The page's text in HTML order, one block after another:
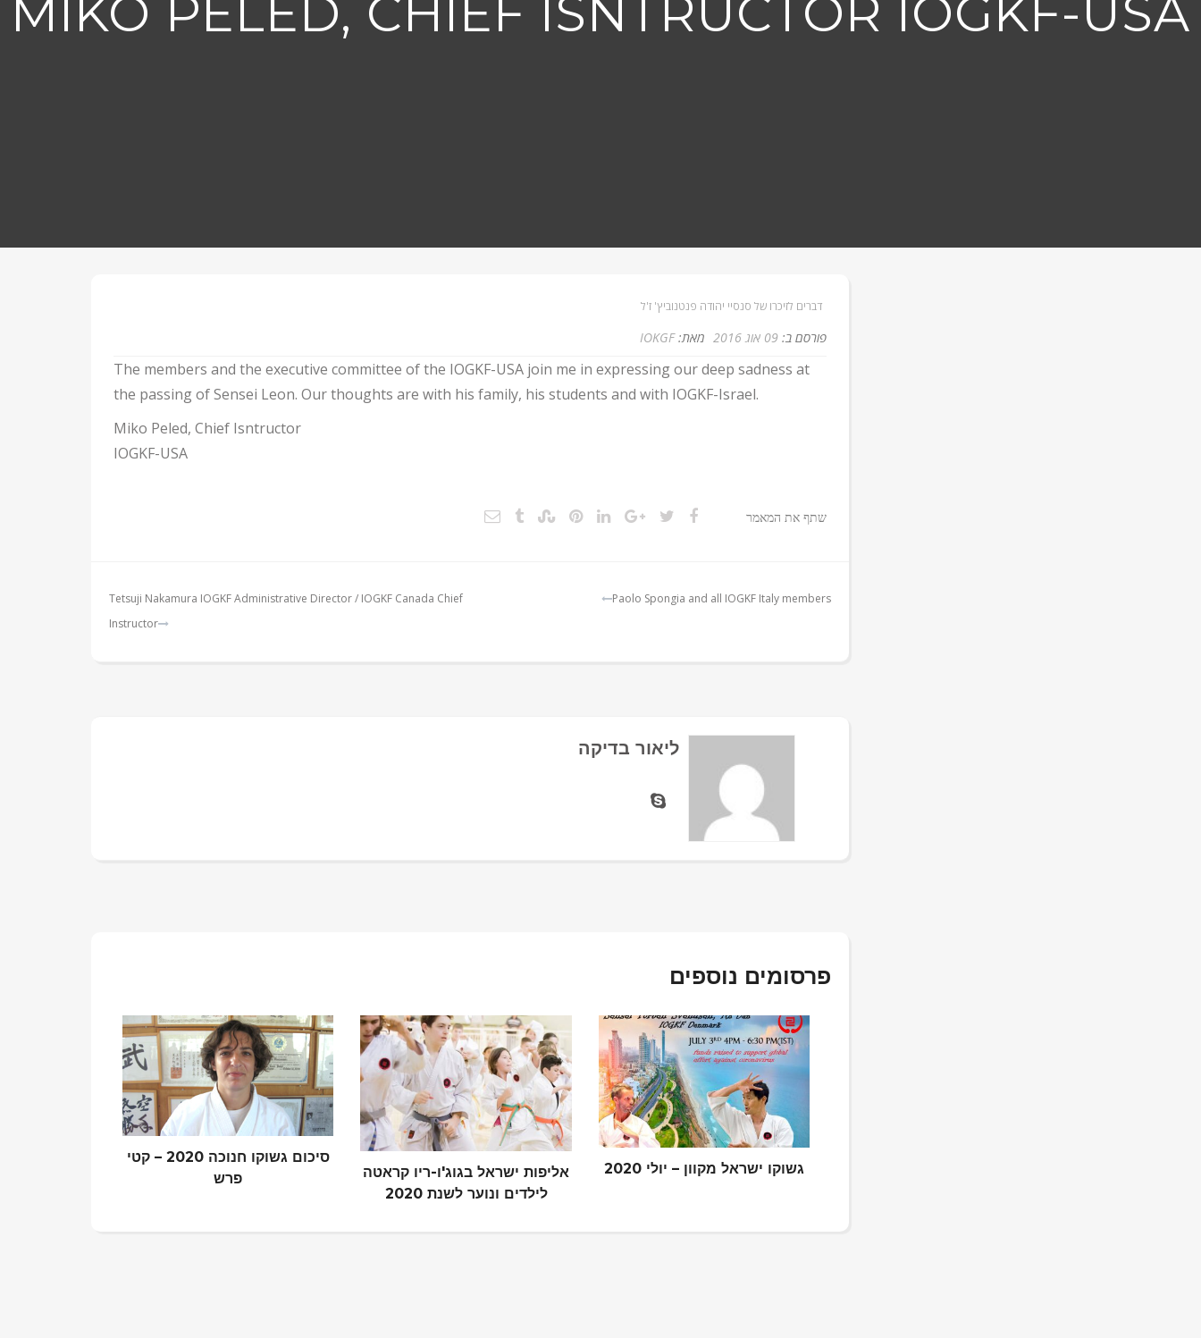
MIKO PELED, CHIEF ISNTRUCTOR IOGKF-USA
דברים לזיכרו של סנסיי יהודה פנטנוביץ' ז'ל
פורסם ב: 09 אוג 2016 מאת:IOKGF
The members and the executive committee of the IOGKF-USA join me in expressing our deep sadness at
the passing of Sensei Leon. Our thoughts are with his family, his students and with IOGKF-Israel.
Miko Peled, Chief Isntructor
IOGKF-USA
שתף את המאמר
ניווט
Paolo Spongia and all IOGKF Italy members
Tetsuji Nakamura IOGKF Administrative Director / IOGKF Canada Chief
Instructor
ליאור בדיקה
פרסומים נוספים
סיכום גשוקו חנוכה 2020 – קטי
פרש
אליפות ישראל בגוג'ו-ריו קראטה
לילדים ונוער לשנת 2020
גשוקו ישראל מקוון – יולי 2020